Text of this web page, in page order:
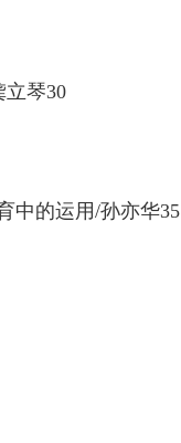
立琴30
中的运用/孙亦华35